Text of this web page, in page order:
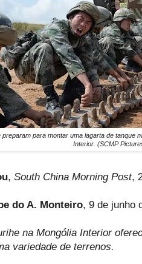
preparam para montar uma lagarta de tanque
Interior. (SCMP
, South China Morning Post,
do A. Monteiro, 9 de junho
na Mongólia Interior
variedade de terrenos.